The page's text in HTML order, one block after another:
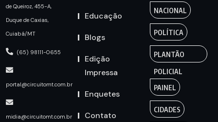
de Queiroz, 455-A,
Duque de Caxias,
Cuiabá/MT
(65) 98111-0655
portal@circuitomt.com.br
midia@circuitomt.com.br
Educação
Blogs
Edição
Impressa
Enquetes
Contato
NACIONAL
POLÍTICA
PLANTÃO
POLICIAL
PAINEL
CIDADES